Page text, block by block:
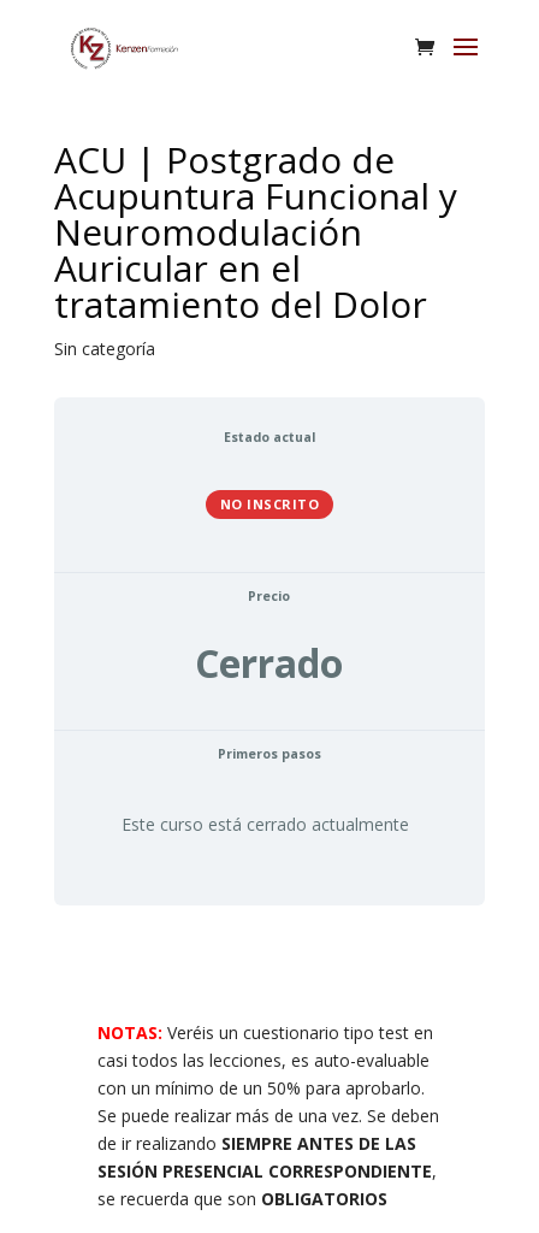
ACU | Postgrado de
Acupuntura Funcional y
Neuromodulación
Auricular en el
tratamiento del Dolor
Sin categoría
Estado actual
NO INSCRITO
Precio
Cerrado
Primeros pasos
Este curso está cerrado actualmente
NOTAS: Veréis un cuestionario tipo test en
casi todos las lecciones, es auto-evaluable
con un mínimo de un 50% para aprobarlo.
Se puede realizar más de una vez. Se deben
de ir realizando SIEMPRE ANTES DE LAS
SESIÓN PRESENCIAL CORRESPONDIENTE,
se recuerda que son OBLIGATORIOS